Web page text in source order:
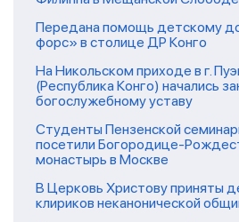
Передана помощь детскому
форс» в столице ДР Конго
На Никольском приходе в г.
(Республика Конго) начались
богослужебному уставу
Студенты Пензенской
посетили Богородице-
монастырь в Москве
В Церковь Христову приняты
клириков неканонической